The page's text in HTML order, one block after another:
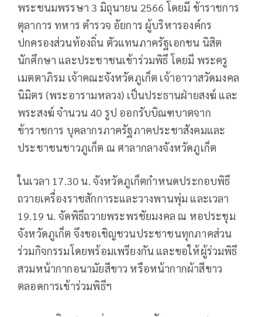
พระชนมพรรษา 3 มิถุนายน 2566 โดยมี ข้าราชการ
ตุลาการ ทหาร ตำรวจ อัยการ ผู้บริหารองค์กร
ปกครองส่วนท้องถิ่น ตัวแทนภาครัฐเอกชน นิสิต
นักศึกษา และประชาชนเข้าร่วมพิธี โดยมี พระครู
เมตตาภิรม เจ้าคณะจังหวัดภูเก็ต เจ้าอาวาสวัดมงคล
นิมิตร (พระอารามหลวง) เป็นประธานฝ่ายสงฆ์ และ
พระสงฆ์ จำนวน 40 รูป ออกรับบิณฑบาตจาก
ข้าราชการ บุคลากรภาครัฐภาคประชาสังคมและ
ประชาชนชาวภูเก็ต ณ ศาลากลางจังหวัดภูเก็ต
ในเวลา 17.30 น. จังหวัดภูเก็ตกำหนดประกอบพิธี
ถวายเครื่องราชสักการะและวางพานพุ่ม และเวลา
19.19 น. จัดพิธีถวายพระพรชัยมงคล ณ หอประชุม
จังหวัดภูเก็ต จึงขอเชิญชวนประชาชนทุกภาคส่วน
ร่วมกิจกรรมโดยพร้อมเพรียงกัน และขอให้ผู้ร่วมพิธี
สวมหน้ากากอนามัยสีขาว หรือหน้ากากผ้าสีขาว
ตลอดการเข้าร่วมพิธีฯ